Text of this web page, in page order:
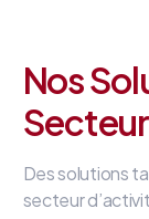
Nos
Secteur
Des solutions
secteur